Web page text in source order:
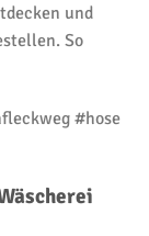
und
So
#hose